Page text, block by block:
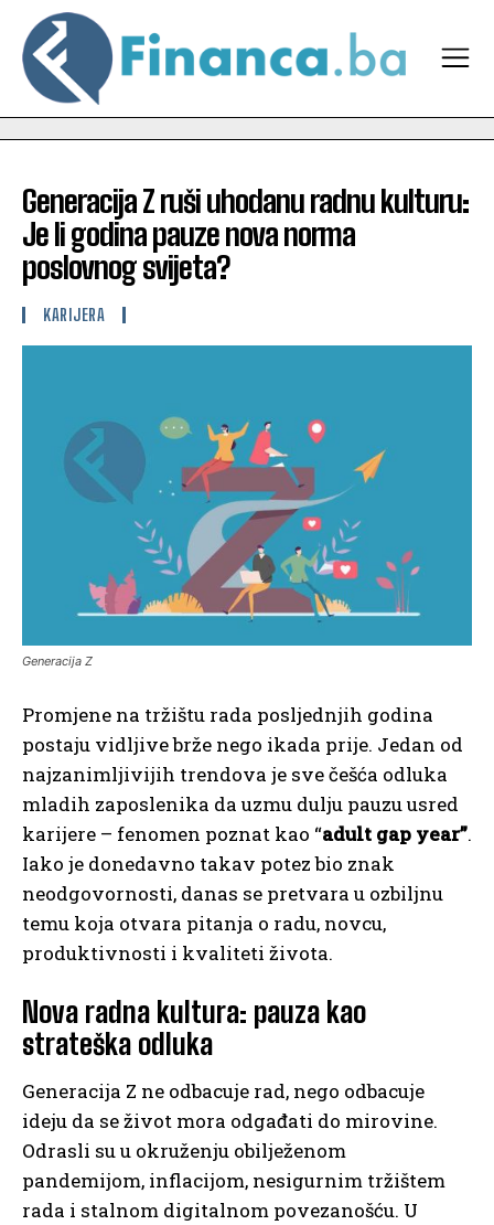
Generacija Z ruši uhodanu radnu kulturu:
Je li godina pauze nova norma
poslovnog svijeta?
KARIJERA
Generacija Z
Promjene na tržištu rada posljednjih godina
postaju vidljive brže nego ikada prije. Jedan od
najzanimljivijih trendova je sve češća odluka
mladih zaposlenika da uzmu dulju pauzu usred
karijere – fenomen poznat kao “adult gap year”.
Iako je donedavno takav potez bio znak
neodgovornosti, danas se pretvara u ozbiljnu
temu koja otvara pitanja o radu, novcu,
produktivnosti i kvaliteti života.
Nova radna kultura: pauza kao
strateška odluka
Generacija Z ne odbacuje rad, nego odbacuje
ideju da se život mora odgađati do mirovine.
Odrasli su u okruženju obilježenom
pandemijom, inflacijom, nesigurnim tržištem
rada i stalnom digitalnom povezanošću. U